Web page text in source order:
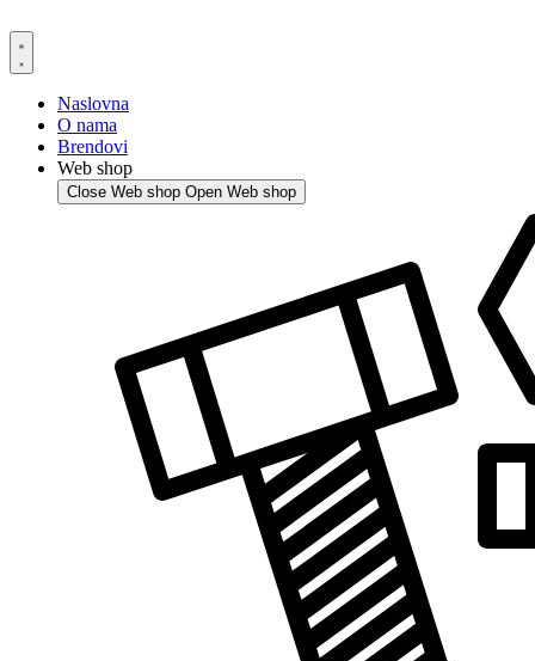
to
content
Naslovna
O nama
Brendovi
Web shop
Close Web shop Open Web shop